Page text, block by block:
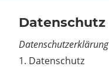
Datenschutz
Datenschutzerklärung
1. Datenschutz